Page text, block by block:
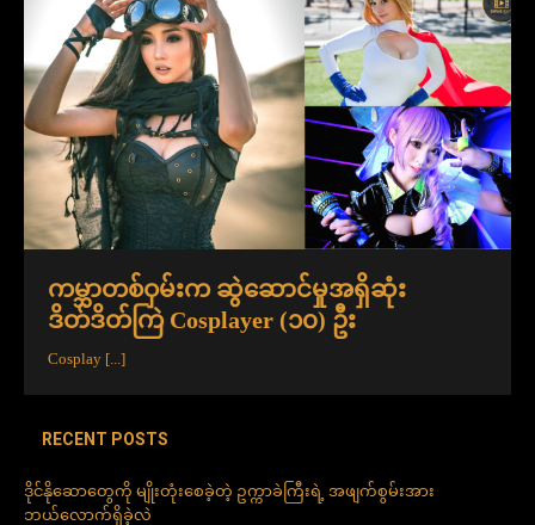
ကမ္ဘာတစ်ဝှမ်းက ဆွဲဆောင်မှုအရှိဆုံး
ဒိတ်ဒိတ်ကြဲ Cosplayer (၁၀) ဦး
Cosplay [...]
RECENT POSTS
ဒိုင်နိုဆောတွေကို မျိုးတုံးစေခဲ့တဲ့ ဥက္ကာခဲကြီးရဲ့ အဖျက်စွမ်းအား
ဘယ်လောက်ရှိခဲ့လဲ